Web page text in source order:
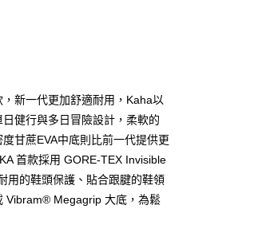
上)免運費
上)免運費
新一代更加舒適耐用，Kaha以
健行與多日冒險設計，柔軟的
甘蔗EVA中底則比前一代提供更
首款採用 GORE-TEX Invisible
用的鞋頭保護、貼合跟腱的鞋領
Vibram® Megagrip 大底，為鬆